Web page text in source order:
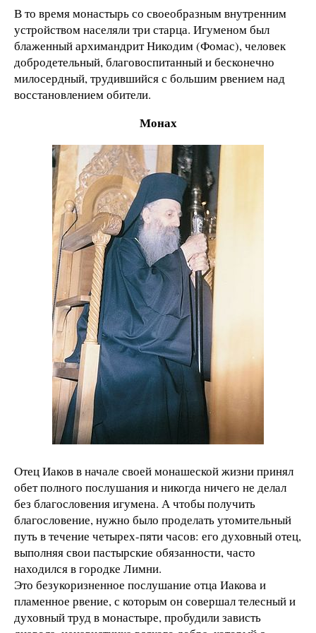
В то время монастырь со своеобразным внутренним
устройством населяли три старца. Игуменом был
блаженный архимандрит Никодим (Фомас), человек
добродетельный, благовоспитанный и бесконечно
милосердный, трудившийся с большим рвением над
восстановлением обители.
Монах
Отец Иаков в начале своей монашеской жизни принял
обет полного послушания и никогда ничего не делал
без благословения игумена. А чтобы получить
благословение, нужно было проделать утомительный
путь в течение четырех-пяти часов: его духовный отец,
выполняя свои пастырские обязанности, часто
находился в городке Лимни.
Это безукоризненное послушание отца Иакова и
пламенное рвение, с которым он совершал телесный и
духовный труд в монастыре, пробудили зависть